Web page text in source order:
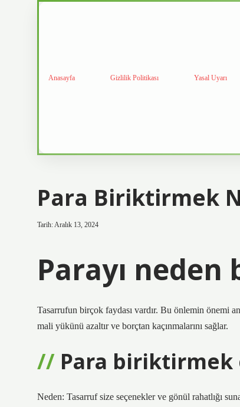
Anasayfa Gizlilik Politikası Yasal Uyarı
Para Biriktirmek
Tarih: Aralık 13, 2024
Parayı
Tasarrufun birçok faydası vardır. Bu önlemin önemi
mali yükünü azaltır ve borçtan kaçınmalarını sağlar.
Para biriktirmek
Neden: Tasarruf size seçenekler ve gönül rahatlığı